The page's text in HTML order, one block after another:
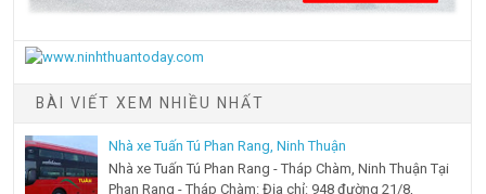
BÀI VIẾT XEM NHIỀU NHẤT
Nhà xe Tuấn Tú Phan Rang, Ninh Thuận
Nhà xe Tuấn Tú Phan Rang - Tháp Chàm, Ninh Thuận Tại
Phan Rang - Tháp Chàm: Địa chỉ: 948 đường 21/8,